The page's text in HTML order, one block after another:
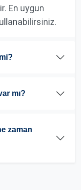
En uygun
mı?
zaman